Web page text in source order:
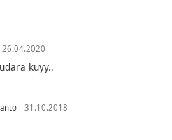
26.04.2020
kuyy..
31.10.2018